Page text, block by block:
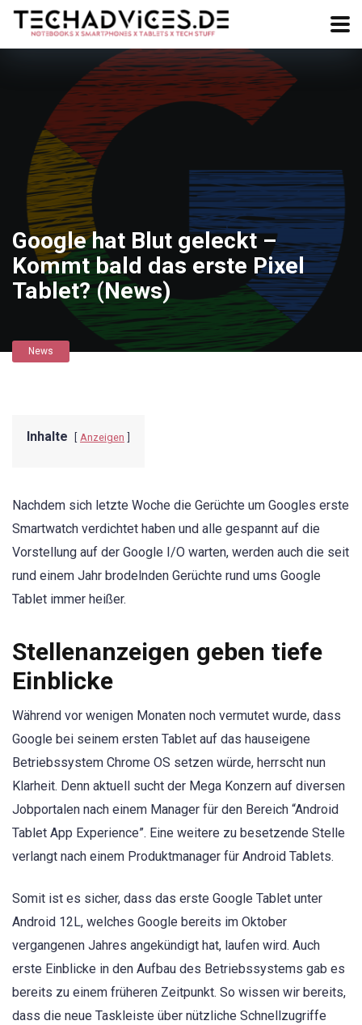
Google hat Blut geleckt –
Kommt bald das erste Pixel
Tablet? (News)
News
Inhalte Anzeigen
Nachdem sich letzte Woche die Gerüchte um Googles erste
Smartwatch verdichtet haben und alle gespannt auf die
Vorstellung auf der Google I/O warten, werden auch die seit
rund einem Jahr brodelnden Gerüchte rund ums Google
Tablet immer heißer.
Stellenanzeigen geben tiefe
Einblicke
Während vor wenigen Monaten noch vermutet wurde, dass
Google bei seinem ersten Tablet auf das hauseigene
Betriebssystem Chrome OS setzen würde, herrscht nun
Klarheit. Denn aktuell sucht der Mega Konzern auf diversen
Jobportalen nach einem Manager für den Bereich “Android
Tablet App Experience”. Eine weitere zu besetzende Stelle
verlangt nach einem Produktmanager für Android Tablets.
Somit ist es sicher, dass das erste Google Tablet unter
Android 12L, welches Google bereits im Oktober
vergangenen Jahres angekündigt hat, laufen wird. Auch
erste Einblicke in den Aufbau des Betriebssystems gab es
bereits zu einem früheren Zeitpunkt. So wissen wir bereits,
dass die neue Taskleiste über nützliche Schnellzugriffe